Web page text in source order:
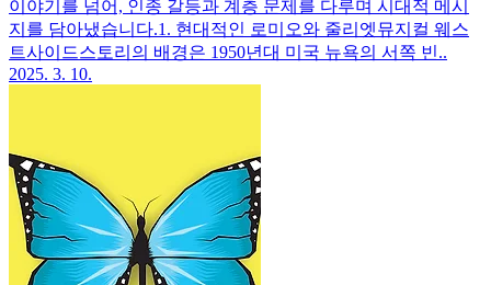
이야기를 넘어, 인종 갈등과 계층 문제를 다루며 시대적 메시
지를 담아냈습니다.1. 현대적인 로미오와 줄리엣뮤지컬 웨스
트사이드스토리의 배경은 1950년대 미국 뉴욕의 서쪽 빈..
2025. 3. 10.